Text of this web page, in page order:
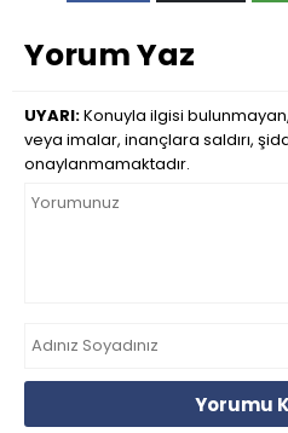
Yorum Yaz
UYARI:Konuyla ilgisi
veya imalar, inançlara saldırı,
onaylanmamaktadır.
Yorumu